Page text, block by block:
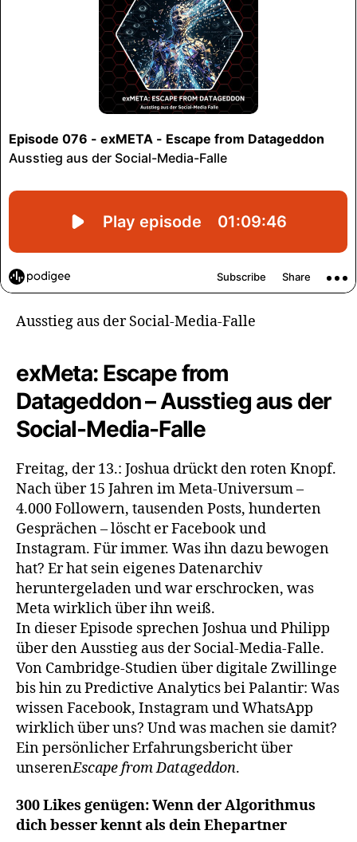
Ausstieg aus der Social-Media-Falle
exMeta: Escape from
Datageddon – Ausstieg aus der
Social-Media-Falle
Freitag, der 13.: Joshua drückt den roten Knopf.
Nach über 15 Jahren im Meta-Universum –
4.000 Followern, tausenden Posts, hunderten
Gesprächen – löscht er Facebook und
Instagram. Für immer. Was ihn dazu bewogen
hat? Er hat sein eigenes Datenarchiv
heruntergeladen und war erschrocken, was
Meta wirklich über ihn weiß.
In dieser Episode sprechen Joshua und Philipp
über den Ausstieg aus der Social-Media-Falle.
Von Cambridge-Studien über digitale Zwillinge
bis hin zu Predictive Analytics bei Palantir: Was
wissen Facebook, Instagram und WhatsApp
wirklich über uns? Und was machen sie damit?
Ein persönlicher Erfahrungsbericht über
unserenEscape from Datageddon.
300 Likes genügen: Wenn der Algorithmus
dich besser kennt als dein Ehepartner